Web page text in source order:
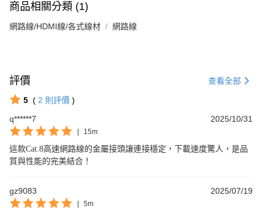
商品相關分類 (1)
網路線/HDMI線/各式線材 網路線
評價 查看全部
5 ( 2 則評價 )
q******7
2025/10/31
15m
這款Cat.8高速網路線的金屬接頭讓連接穩定，下載速度驚人，是品
質與性能的完美結合！
gz9083 2025/07/19
5m